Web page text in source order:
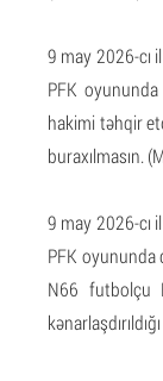
9 may 2026-cı
PFK
hakimi təhqir
buraxılmasın.
9 may 2026-cı
PFK oyununda
N66 futbolçu